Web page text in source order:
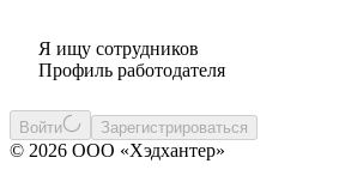
Я ищу сотрудников
Профиль работодателя
Войти Зарегистрироваться
© 2026 ООО «Хэдхантер»